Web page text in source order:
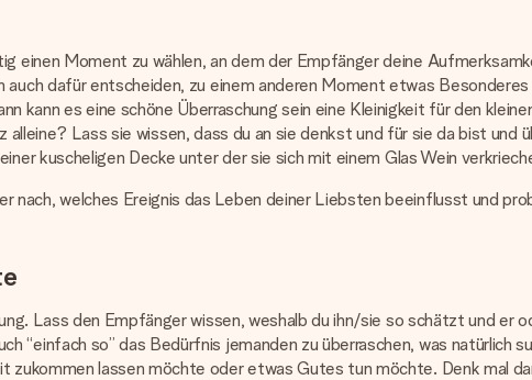
einen Moment zu wählen, an dem der Empfänger deine
dafür entscheiden, zu einem anderen Moment etwas
kann es eine schöne Überraschung sein eine Kleinigkeit für den
Lass sie wissen, dass du an sie denkst und für sie da bist und
kuscheligen Decke unter der sie sich mit einem Glas Wein
nach, welches Ereignis das Leben deiner Liebsten beeinflusst und
Lass den Empfänger wissen, weshalb du ihn/sie so schätzt und er
“einfach so” das Bedürfnis jemanden zu überraschen, was natürlich
lassen möchte oder etwas Gutes tun möchte. Denk mal